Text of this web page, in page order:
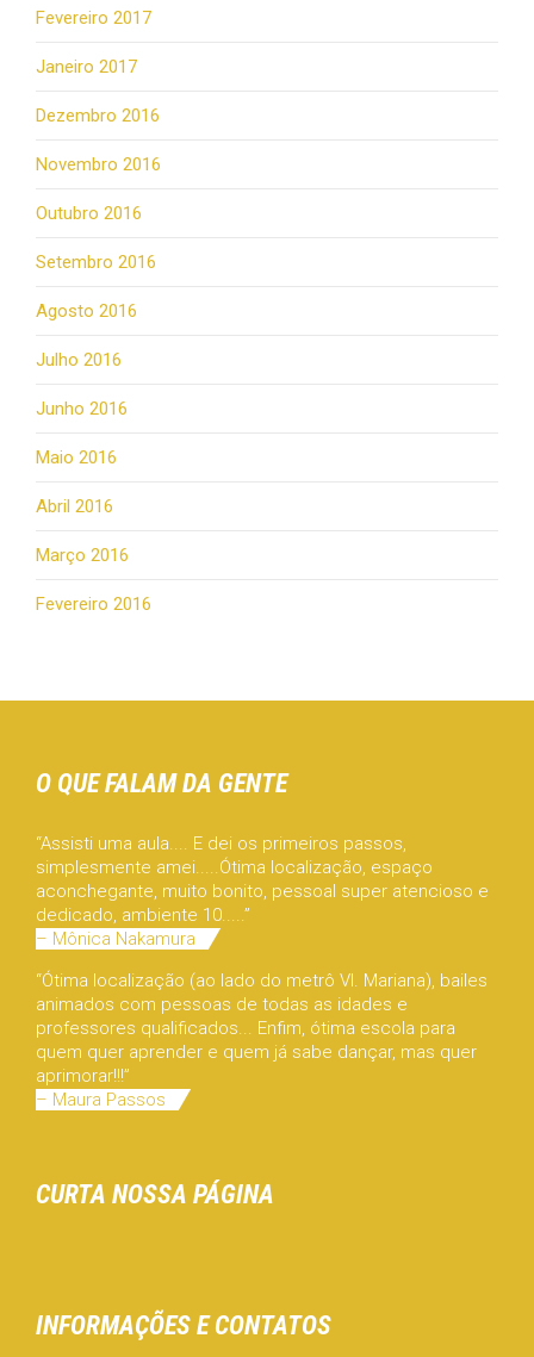
Fevereiro 2017
Janeiro 2017
Dezembro 2016
Novembro 2016
Outubro 2016
Setembro 2016
Agosto 2016
Julho 2016
Junho 2016
Maio 2016
Abril 2016
Março 2016
Fevereiro 2016
O QUE FALAM DA GENTE
“Assisti uma aula.... E dei os primeiros passos,
simplesmente amei.....Ótima localização, espaço
aconchegante, muito bonito, pessoal super atencioso e
dedicado, ambiente 10.....”
– Mônica Nakamura
“Ótima localização (ao lado do metrô Vl. Mariana), bailes
animados com pessoas de todas as idades e
professores qualificados... Enfim, ótima escola para
quem quer aprender e quem já sabe dançar, mas quer
aprimorar!!!”
– Maura Passos
CURTA NOSSA PÁGINA
INFORMAÇÕES E CONTATOS